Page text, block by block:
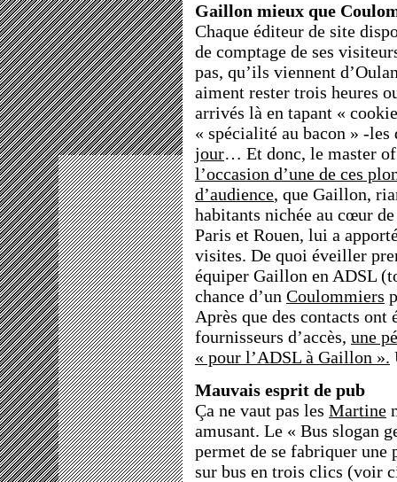
Gaillon mieux que
Chaque éditeur de site
de comptage de ses
pas, qu’ils viennent
aiment rester trois heures
arrivés là en tapant «
« spécialité au bacon » -
jour… Et donc, le master
l’occasion d’une de ces
d’audience, que Gaillon,
habitants nichée au cœur
Paris et Rouen, lui a
visites. De quoi éveiller
équiper Gaillon en ADSL
chance d’un Coulommiers
Après que des contacts
fournisseurs d’accès, une
« pour l’ADSL à Gaillon ».
Mauvais esprit de pub
Ça ne vaut pas les Martine
amusant. Le « Bus slogan
permet de se fabriquer une
sur bus en trois clics (voir